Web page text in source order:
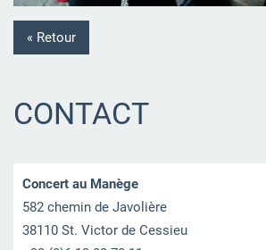
« Retour
CONTACT
Concert au Manège
582 chemin de Javolière
38110 St. Victor de Cessieu